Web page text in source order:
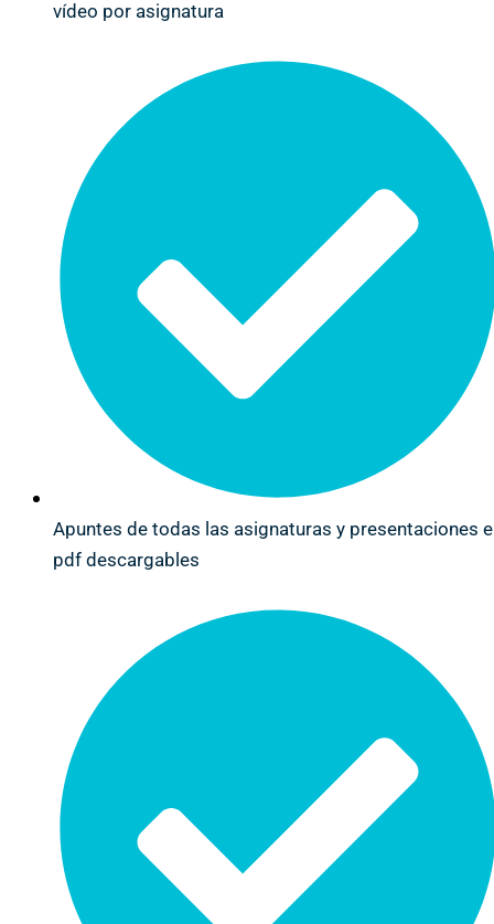
vídeo por asignatura
Apuntes de todas las asignaturas y presentaciones
pdf descargables